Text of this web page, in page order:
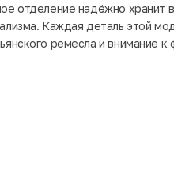
отделение надёжно хранит
Каждая деталь этой
ремесла и внимание